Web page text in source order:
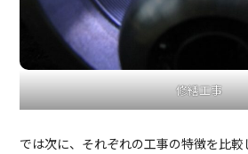
修繕工事
では次に、それぞれの工事の特徴を比較